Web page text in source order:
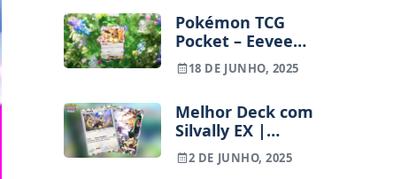
Pokémon TCG
Pocket – Eevee
Grove é a nova
expansão e traz
Eeeveelutions
18 DE JUNHO, 2025
Melhor Deck com
Silvally EX |
Pokémon TCG
Pocket
2 DE JUNHO, 2025